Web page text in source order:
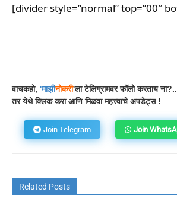
[divider style=”normal” top=”00″
वाचकहो, 'माझीनोकरी'ला टेलिग्रामवर फॉलो करताय
तर येथे क्लिक करा आणि मिळवा महत्त्वाचे अपडेट्स !
Join Telegram Join
Related Posts